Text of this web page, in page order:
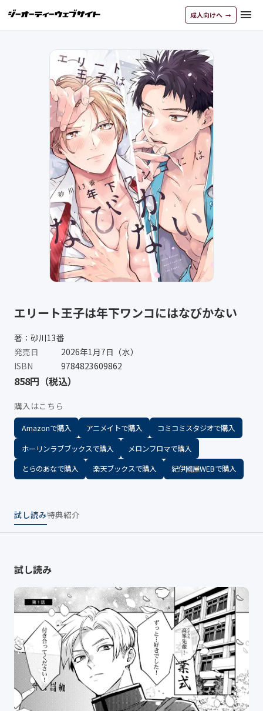
成人向けへ menu
エリート王子は年下ワンコにはなびかない
著：砂川13番
発売日
2026年1月7日（水）
ISBN
9784823609862
858円（税込）
購入はこちら
Amazonで購入 アニメイトで購入
コミコミスタジオで購入
ホーリンラブブックスで購入
メロンフロマで購入
とらのあなで購入
楽天ブックスで購入 紀伊國屋WEBで購入
試し読み特典紹介
試し読み